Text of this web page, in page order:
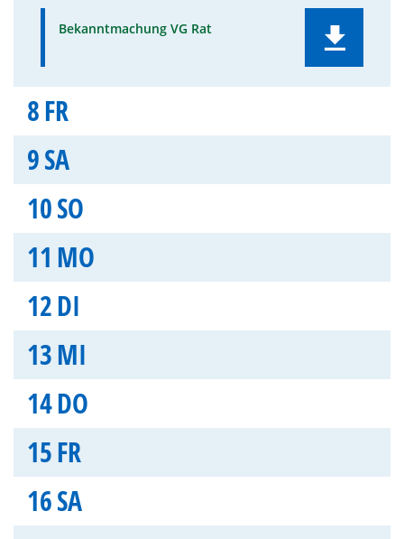
Bekanntmachung VG Rat
8FR
9SA
10SO
11 MO
12DI
13MI
14DO
15FR
16SA